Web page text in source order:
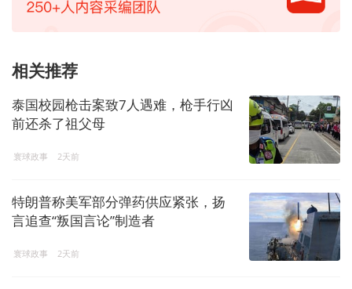
相关推荐
泰国校园枪击案致7人遇难，枪手行凶
前还杀了祖父母
寰球政事 2天前
特朗普称美军部分弹药供应紧张，扬
言追查“叛国言论”制造者
寰球政事 2天前